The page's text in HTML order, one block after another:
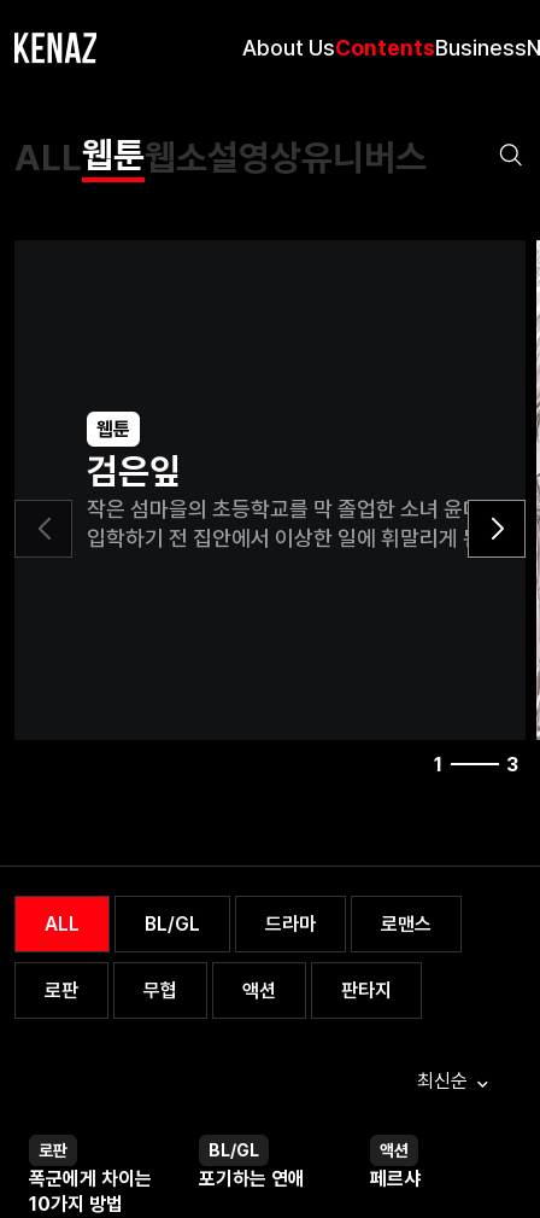
About UsContentsBusiness
ALL웹툰웹소설영상유니버스
웹툰
검은잎
작은 섬마을의 초등학교를 막 졸업한 소녀 윤미도는
입학하기 전 집안에서 이상한 일에 휘말리게 된다. 아
지하실에 감금되어 버리고,엄마의 생사는 알 수가 없
몇 달이 지나며 그녀의 아버지에 대한 분노는 커져만
된다.미도는 아빠가 자신 역시 살해할 거라는 확신을
지하실에 들어온 아빠를 해머로 제압한 후 집을 탈출
하지만 자신이 살던 섬은 좀비 바이러스가 퍼진 고립
섬이었고,생존자는 근처에 살던 슈퍼 아저씨 한 명뿐.
자신을 감금했던 아빠의 행동이 자신을 지키려고 했
방법 또한 그러한 방식으로 해결해 나가기로 결심하
좀비에게 물리지 않은 사람이 죽게 되는 경우 기존의
무법천지의 세상에서 사람은 각자의 욕심 때문에 살
때문에 무서운 괴물로 변해버린 아빠.그리고 자신이
알고 있는 슈퍼 아저씨는 생존을 위해 사투를 벌이는
끊임없이 추격해 오는데...
1 3
ALL BL/GL 드라마 로맨스
로판 무협 액션 판타지
최신순
웹툰
로판
폭군에게 차이는
10가지 방법
웹툰
BL/GL
포기하는 연애
웹툰
액션
페르샤